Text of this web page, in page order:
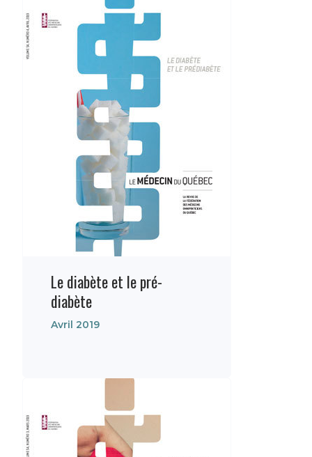
Le diabète et le pré-
diabète
Avril 2019